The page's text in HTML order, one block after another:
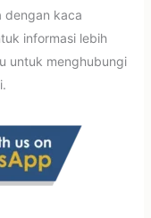
dengan kaca
informasi lebih
untuk menghubungi